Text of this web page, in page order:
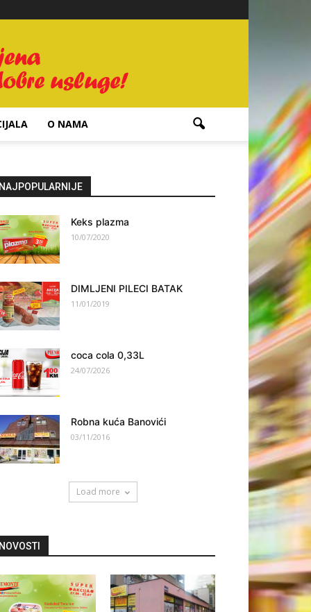
O NAMA
Keks plazma
10/07/2020
DIMLJENI PILECI BATAK
11/01/2019
coca cola 0,33L
24/07/2026
Robna kuća Banovići
03/11/2016
Load more